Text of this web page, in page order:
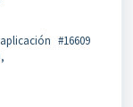
#16609